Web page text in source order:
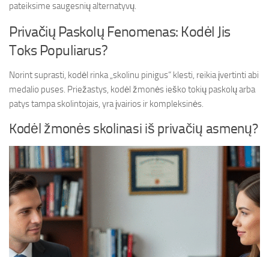
pateiksime saugesnių alternatyvų.
Privačių Paskolų Fenomenas: Kodėl Jis
Toks Populiarus?
Norint suprasti, kodėl rinka „skolinu pinigus“ klesti, reikia įvertinti abi
medalio puses. Priežastys, kodėl žmonės ieško tokių paskolų arba
patys tampa skolintojais, yra įvairios ir kompleksinės.
Kodėl žmonės skolinasi iš privačių asmenų?